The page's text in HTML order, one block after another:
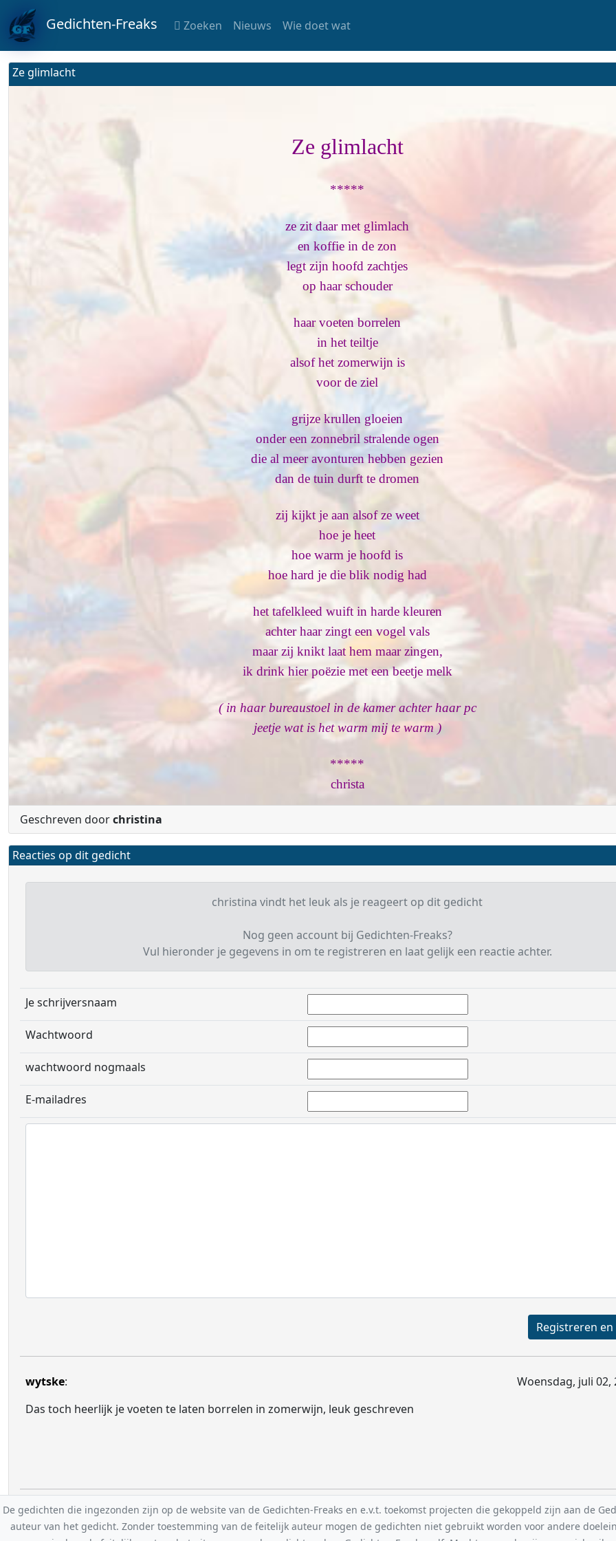
Gedichten-Freaks Zoeken Nieuws Wie doet wat
Ze glimlacht
Ze glimlacht
*****
ze zit daar met glimlach
en koffie in de zon
legt zijn hoofd zachtjes
op haar schouder
haar voeten borrelen
in het teiltje
alsofhet zomerwijn is
voor de ziel
grijze krullen gloeien
onder een zonnebril stralende ogen
die al meer avonturen hebben gezien
dan de tuin durft te dromen
zij kijkt je aan alsof ze weet
hoe je heet
hoe warm je hoofd is
hoe hard je die blik nodig had
het tafelkleed wuift in harde kleuren
achter haar zingt een vogel vals
maar zij knikt laat hem maar zingen,
ik drink hier poëzie met een beetje melk
( in haar bureaustoel in de kamer achter haar pc
jeetje wat is het warm mij te warm )
*****
christa
Geschreven doorchristina
Reacties op dit gedicht
christina vindt het leuk als je reageert op dit gedicht
Nog geen account bij Gedichten-Freaks?
Vul hieronder je gegevens in om te registreren en laat gelijk een reactie achter.
Je schrijversnaam
Wachtwoord
wachtwoord nogmaals
E-mailadres
wytske:
Woensdag, juli 02,
Das toch heerlijk je voeten te laten borrelen in zomerwijn, leuk geschreven
De gedichten die ingezonden zijn op de website van de Gedichten-Freaks en e.v.t. toekomst projecten die gekoppeld zijn aan de
auteur van het gedicht. Zonder toestemming van de feitelijk auteur mogen de gedichten niet gebruikt worden voor andere